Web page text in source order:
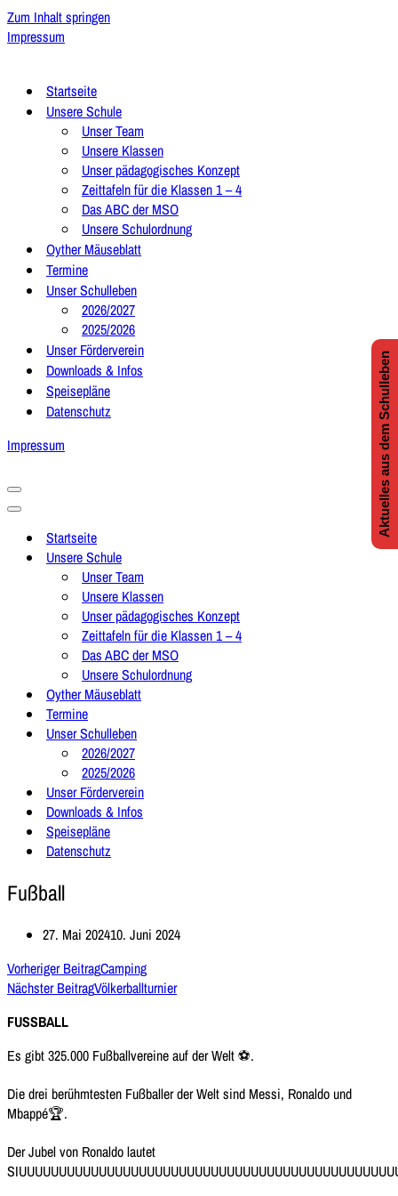
Zum Inhalt springen
Impressum
Startseite
Unsere Schule
Unser Team
Unsere Klassen
Unser pädagogisches Konzept
Zeittafeln für die Klassen 1 – 4
Das ABC der MSO
Unsere Schulordnung
Oyther Mäuseblatt
Termine
Unser Schulleben
2026/2027
2025/2026
Unser Förderverein
Downloads & Infos
Speisepläne
Datenschutz
Impressum
Navigationsmenü
Navigationsmenü
Startseite
Unsere Schule
Unser Team
Unsere Klassen
Unser pädagogisches Konzept
Zeittafeln für die Klassen 1 – 4
Das ABC der MSO
Unsere Schulordnung
Oyther Mäuseblatt
Termine
Unser Schulleben
2026/2027
2025/2026
Unser Förderverein
Downloads & Infos
Speisepläne
Datenschutz
Fußball
27. Mai 202410. Juni 2024
Vorheriger BeitragCamping
Nächster BeitragVölkerballturnier
FUSSBALL
Es gibt 325.000 Fußballvereine auf der Welt ⚽️.
Die drei berühmtesten Fußballer der Welt sind Messi, Ronaldo und
Mbappé🏆.
Der Jubel von Ronaldo lautet
Aktuelles aus dem Schulleben